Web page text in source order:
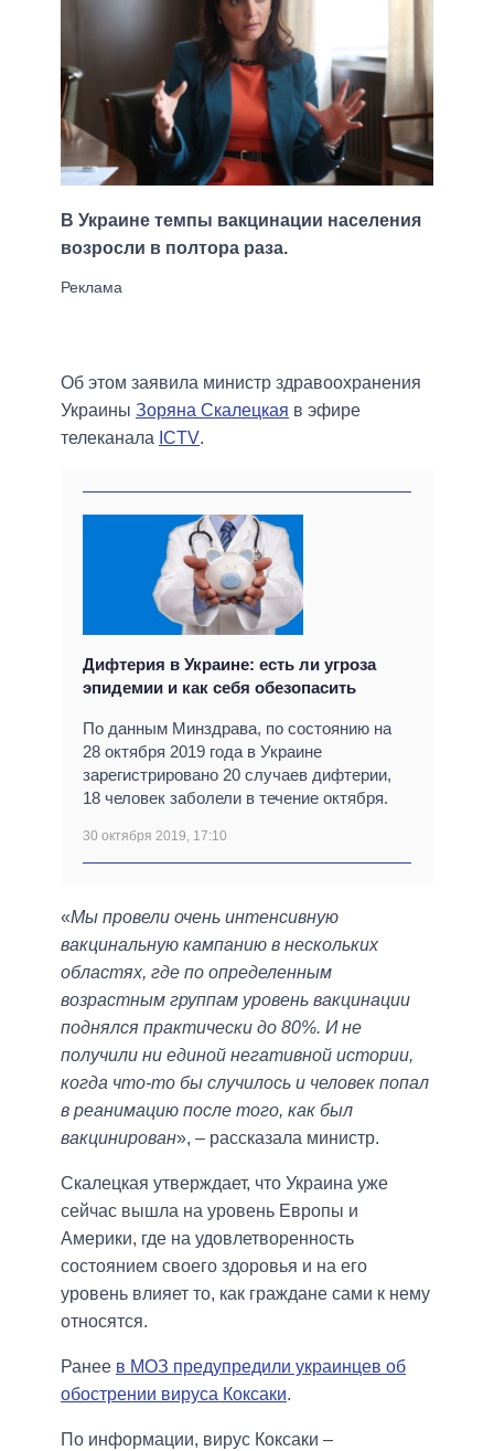
В Украине темпы вакцинации населения
возросли в полтора раза.
Об этом заявила министр здравоохранения
Украины Зоряна Скалецкая в эфире
телеканала ICTV.
Дифтерия в Украине: есть ли угроза
эпидемии и как себя обезопасить
По данным Минздрава, по состоянию на
28 октября 2019 года в Украине
зарегистрировано 20 случаев дифтерии,
18 человек заболели в течение октября.
30 октября 2019, 17:10
«Мы провели очень интенсивную
вакцинальную кампанию в нескольких
областях, где по определенным
возрастным группам уровень вакцинации
поднялся практически до 80%. И не
получили ни единой негативной истории,
когда что-то бы случилось и человек попал
в реанимацию после того, как был
вакцинирован», – рассказала министр.
Скалецкая утверждает, что Украина уже
сейчас вышла на уровень Европы и
Америки, где на удовлетворенность
состоянием своего здоровья и на его
уровень влияет то, как граждане сами к нему
относятся.
Ранее в МОЗ предупредили украинцев об
обострении вируса Коксаки.
По информации, вирус Коксаки –